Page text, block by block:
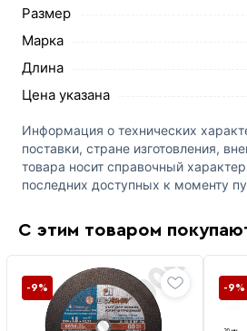
Размер
Марка
Длина
Цена указана
Информация о технических
поставки, стране изготовления,
товара носит справочный
последних доступных к моменту
С этим товаром
-9% -9%